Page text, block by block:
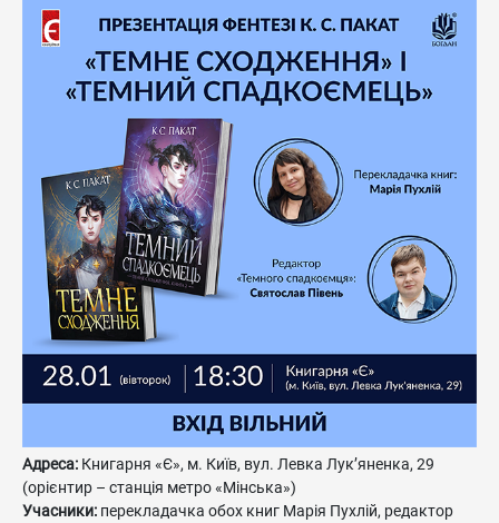
Адреса: Книгарня «Є», м. Київ, вул. Левка Лук’яненка, 29
(орієнтир – станція метро «Мінська»)
Учасники: перекладачка обох книг Марія Пухлій, редактор